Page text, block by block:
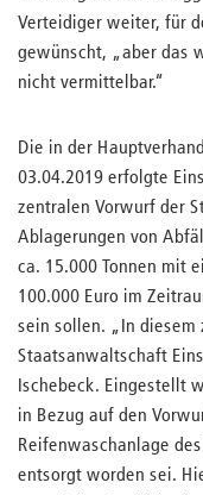
Verteidiger weiter, für
gewünscht, „aber das
nicht vermittelbar.“
Die in der
03.04.2019 erfolgte
zentralen Vorwurf der
Ablagerungen von
ca. 15.000 Tonnen mit
100.000 Euro im
sein sollen. „In diesem
Staatsanwaltschaft
Ischebeck. Eingestellt
in Bezug auf den
Reifenwaschanlage
entsorgt worden sei.